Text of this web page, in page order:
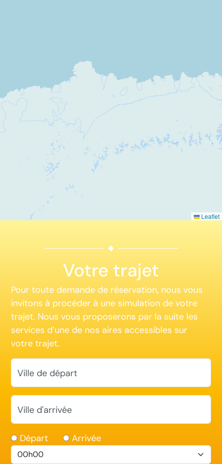
Leaflet
Votre trajet
Pour toute demande de réservation, nous vous
invitons à procéder à une simulation de votre
trajet. Nous vous proposerons par la suite les
services d’une de nos aires accessibles sur
votre trajet.
Ville de départ
Ville d'arrivée
Départ Arrivée